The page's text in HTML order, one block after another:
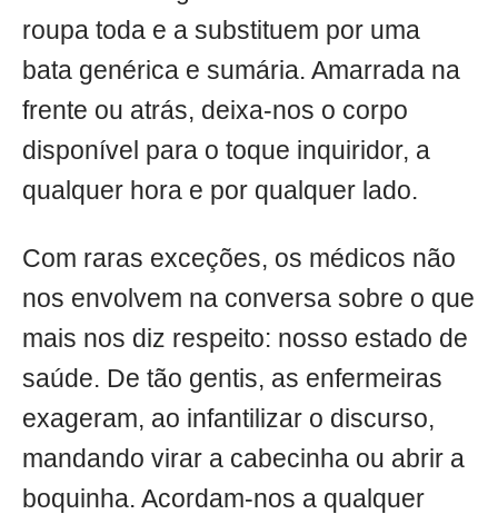
roupa toda e a substituem por uma
bata genérica e sumária. Amarrada na
frente ou atrás, deixa-nos o corpo
disponível para o toque inquiridor, a
qualquer hora e por qualquer lado.
Com raras exceções, os médicos não
nos envolvem na conversa sobre o que
mais nos diz respeito: nosso estado de
saúde. De tão gentis, as enfermeiras
exageram, ao infantilizar o discurso,
mandando virar a cabecinha ou abrir a
boquinha. Acordam-nos a qualquer